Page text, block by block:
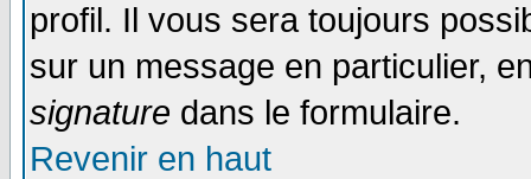
profil. Il vous sera toujours
sur un message en particulier,
signature dans le formulaire.
Revenir en haut